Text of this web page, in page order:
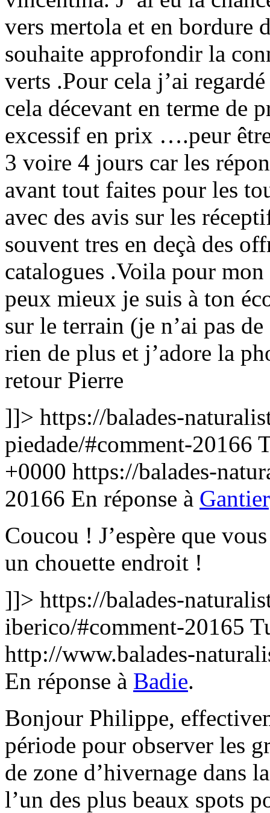
vers mertola et en bordure
souhaite approfondir la
verts .Pour cela j’ai
cela décevant en terme de
excessif en prix ….peur
3 voire 4 jours car les
avant tout faites pour les
avec des avis sur les
souvent tres en deçà des
catalogues .Voila pour
peux mieux je suis à ton
sur le terrain (je n’ai pas
rien de plus et j’adore la
retour Pierre
]]> https://balades-
piedade/#comment-20166
+0000 https://balades-
20166 En réponse à Gantier
Coucou ! J’espère que
un chouette endroit !
]]> https://balades-
iberico/#comment-20165
http://www.balades-
En réponse à Badie.
Bonjour Philippe,
période pour observer les
de zone d’hivernage dans
l’un des plus beaux spots